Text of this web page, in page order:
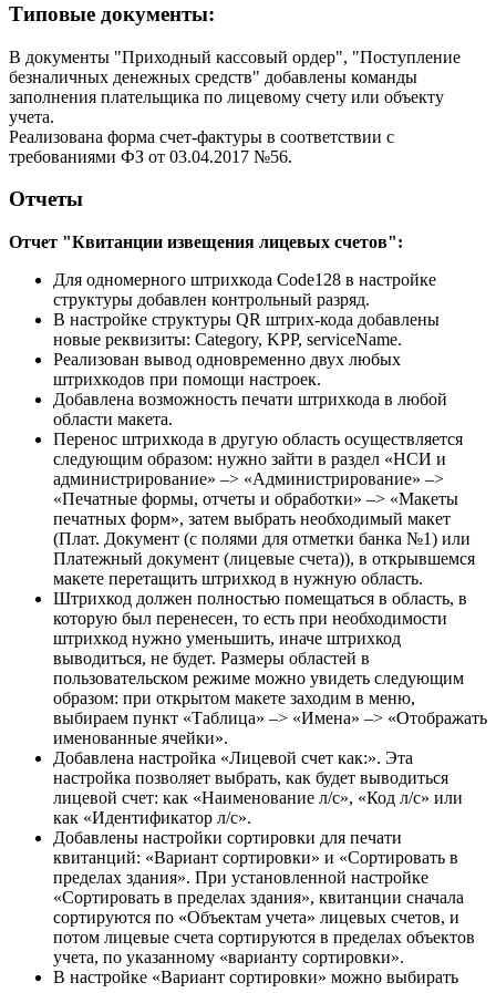
Типовые документы:
В документы "Приходный кассовый ордер", "Поступление
безналичных денежных средств" добавлены команды
заполнения плательщика по лицевому счету или объекту
учета.
Реализована форма счет-фактуры в соответствии с
требованиями ФЗ от 03.04.2017 №56.
Отчеты
Отчет "Квитанции извещения лицевых счетов":
Для одномерного штрихкода Code128 в настройке
структуры добавлен контрольный разряд.
В настройке структуры QR штрих-кода добавлены
новые реквизиты: Category, KPP, serviceName.
Реализован вывод одновременно двух любых
штрихкодов при помощи настроек.
Добавлена возможность печати штрихкода в любой
области макета.
Перенос штрихкода в другую область осуществляется
следующим образом: нужно зайти в раздел «НСИ и
администрирование» –> «Администрирование» –>
«Печатные формы, отчеты и обработки» –> «Макеты
печатных форм», затем выбрать необходимый макет
(Плат. Документ (с полями для отметки банка №1) или
Платежный документ (лицевые счета)), в открывшемся
макете перетащить штрихкод в нужную область.
Штрихкод должен полностью помещаться в область, в
которую был перенесен, то есть при необходимости
штрихкод нужно уменьшить, иначе штрихкод
выводиться, не будет. Размеры областей в
пользовательском режиме можно увидеть следующим
образом: при открытом макете заходим в меню,
выбираем пункт «Таблица» –> «Имена» –> «Отображать
именованные ячейки».
Добавлена настройка «Лицевой счет как:». Эта
настройка позволяет выбрать, как будет выводиться
лицевой счет: как «Наименование л/с», «Код л/с» или
как «Идентификатор л/с».
Добавлены настройки сортировки для печати
квитанций: «Вариант сортировки» и «Сортировать в
пределах здания». При установленной настройке
«Сортировать в пределах здания», квитанции сначала
сортируются по «Объектам учета» лицевых счетов, и
потом лицевые счета сортируются в пределах объектов
учета, по указанному «варианту сортировки».
В настройке «Вариант сортировки» можно выбирать